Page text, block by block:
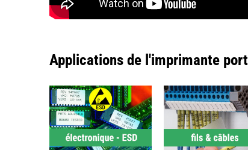
Applications de l'imprimante